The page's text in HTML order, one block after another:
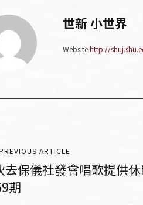
世新 小世界
Websitehttp://
ARTICLE
去保儀社發會唱歌提供
期